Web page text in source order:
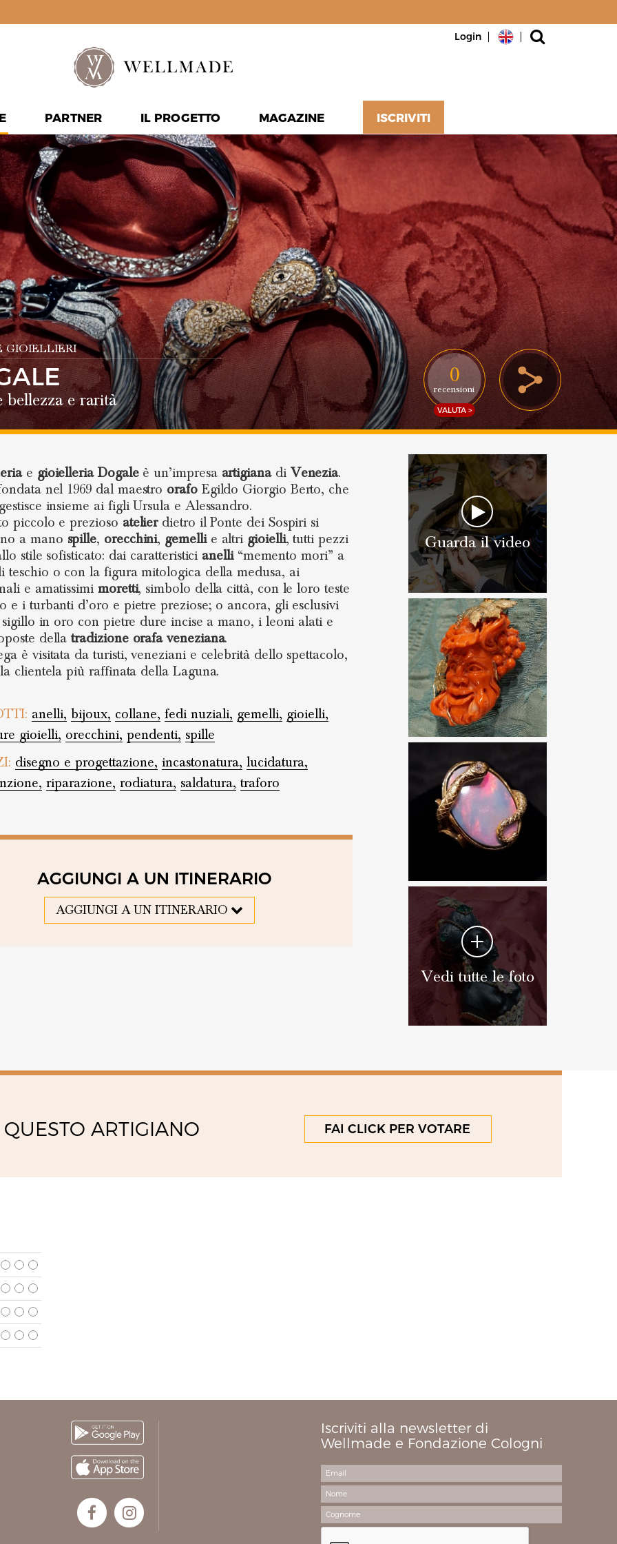
Login
PARTNER IL PROGETTO MAGAZINE ISCRIVITI
GIOIELLIERI
bellezza e rarità
e gioielleria Dogaleè un’impresa artigianadi Venezia.
nel 1969 dal maestro orafoEgildo Giorgio Berto, che
insieme ai figli Ursula e Alessandro.
piccolo e prezioso atelierdietro il Ponte dei Sospiri si
a mano spille, orecchini, gemellie altri gioielli, tutti pezzi
stile sofisticato: dai caratteristici anelli“memento mori” a
teschio o con la figura mitologica della medusa, ai
e amatissimi moretti, simbolo della città, con le loro teste
e i turbanti d’oro e pietre preziose; o ancora, gli esclusivi
in oro con pietre dure incise a mano, i leoni alati e
dellatradizione orafa veneziana.
è visitata da turisti, veneziani e celebrità dello spettacolo,
clientela più raffinata della Laguna.
anelli, bijoux, collane, fedi nuziali, gemelli, gioielli,
gioielli, orecchini, pendenti, spille
disegno e progettazione, incastonatura, lucidatura,
riparazione, rodiatura, saldatura, traforo
AGGIUNGI A UN ITINERARIO
AGGIUNGI A UN ITINERARIO
Guarda il video
Vedi tutte le foto
0
recensioni
VALUTA >
ARTIGIANO FAI CLICK PER VOTARE
Iscriviti alla newsletter di
Wellmade e Fondazione Cologni